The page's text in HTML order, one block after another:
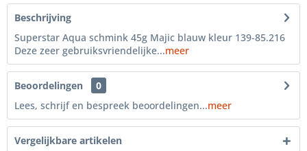
Beschrijving
Superstar Aqua schmink 45g Majic blauw kleur 139-85.216
Deze zeer gebruiksvriendelijke...meer
Beoordelingen
0
Lees, schrijf en bespreek beoordelingen...meer
Vergelijkbare artikelen